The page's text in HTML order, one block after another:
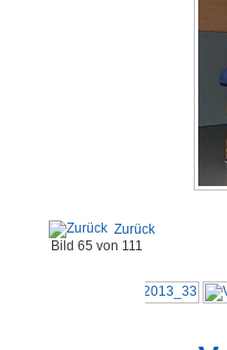
Zurück
Bild 65 von 111